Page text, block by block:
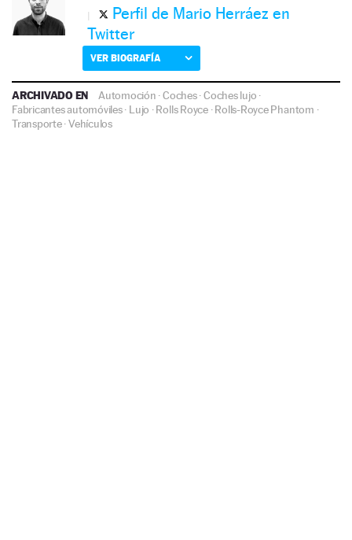
Perfil de Mario Herráez en
Twitter
VER BIOGRAFÍA
ARCHIVADO EN Automoción ·Coches·Coches lujo ·
Fabricantes automóviles· Lujo ·Rolls Royce·Rolls-Royce Phantom ·
Transporte·Vehículos